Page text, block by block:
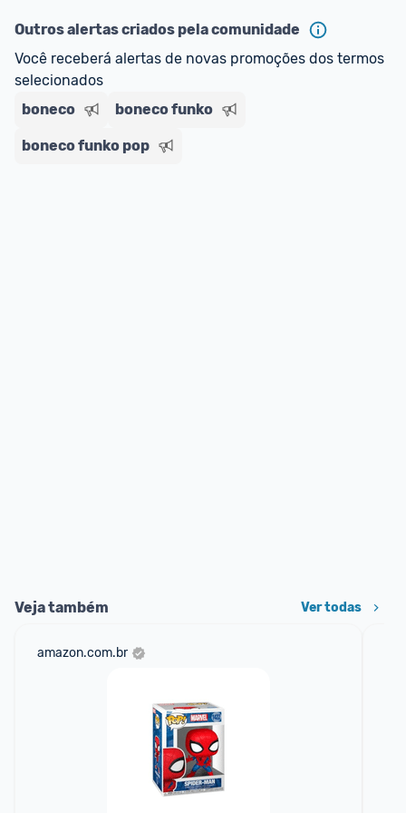
ou MercadoLíder Platinum.
E lembre-se: você sempre pode contar ajuda da
comunidade para tirar dúvidas ou acionar os
nossos Admins marcando @admin
Outros alertas criados pela comunidade
Você receberá alertas de novas promoções dos termos
selecionados
boneco
boneco funko
boneco funko pop
Veja também Ver todas
amazon.com.br